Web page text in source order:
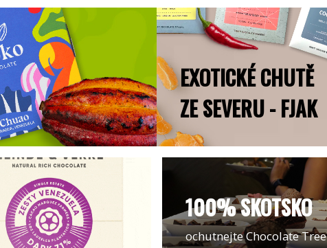
EXOTICKÉ CHUTĚ
ZE SEVERU - FJAK
100% SKOTSKO
ochutnejte Chocolate Tree